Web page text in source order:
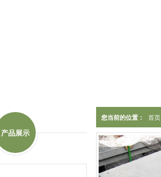
您当前的位置： 首页
产品展示